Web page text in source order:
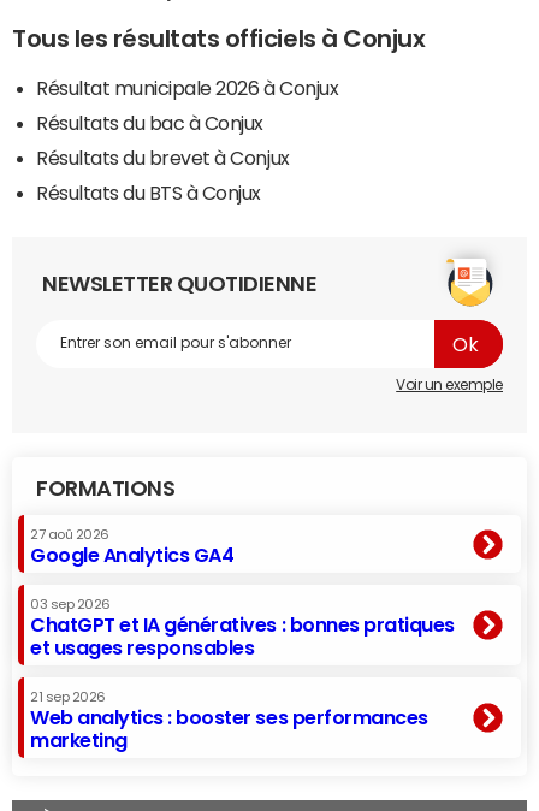
Tous les résultats officiels à Conjux
Résultat municipale 2026 à Conjux
Résultats du bac à Conjux
Résultats du brevet à Conjux
Résultats du BTS à Conjux
NEWSLETTER QUOTIDIENNE
Voir un exemple
FORMATIONS
27 aoû 2026
Google Analytics GA4
03 sep 2026
ChatGPT et IA génératives : bonnes pratiques
et usages responsables
21 sep 2026
Web analytics : booster ses performances
marketing